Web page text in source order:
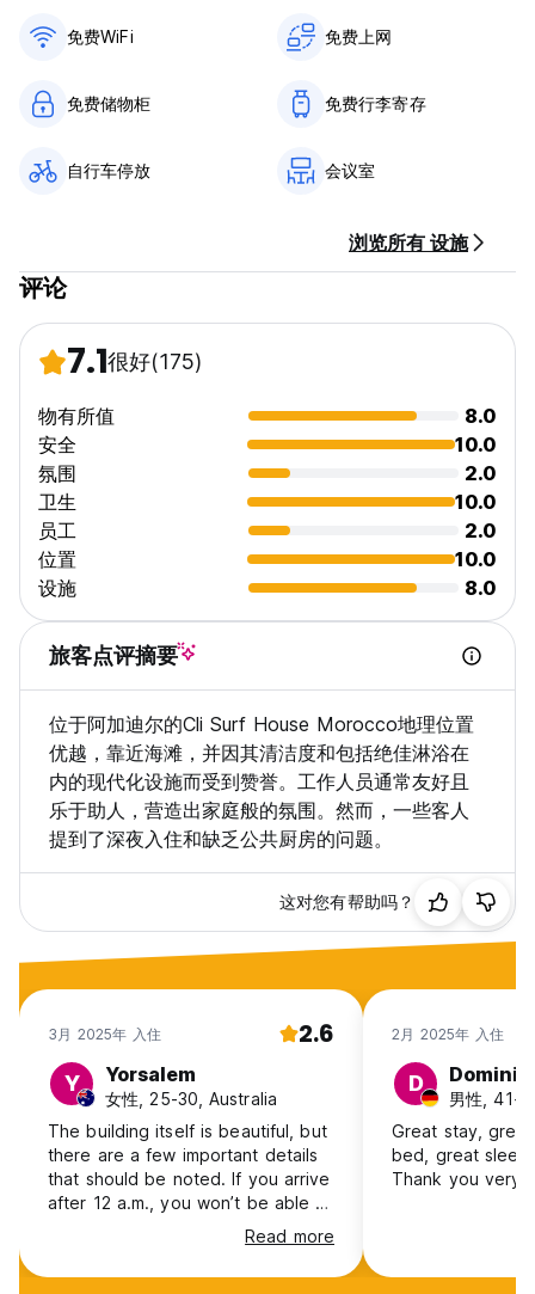
9 间私人房间，配有双人床或两张单人床
1 间共用混合房，配备 4 张单人床和安全储物柜
1 间共用混合宿舍，配备 6 张单人床和安全储物柜
客人喜欢在我们的接待处闲逛，尤其是在智力竞赛之夜。
我们随时欢迎客人在我们的海景露台和接待处放松身心并享受美妙
的氛围。
当然是洗衣服务！
在床上和旅馆各处均可使用 Wi-Fi。免费提供互联网，配有六台
日常清洁
房价包含床单、床单和毛巾。
免费访客电脑
免费体育频道
免费地图和提示
免费床单
免费茶水
自由的微笑和快乐的心情
免费行李寄存
房间内免费私人储物柜
料。只需在我们著名的晚餐到来时询问即可！
在难得的平坦日子或空闲时间，您可以骑马探索塔加佐特周围的海
岸，或参加我们当天的旅行或活动之一。
我们还提供许多活动，例如：
初级和中级冲浪课程（提供往返海滩的交通）。
中级和高级冲浪者的冲浪指导
冲浪设备租赁，
瑜伽课程（早晨和日落瑜伽课程）
滑沙游览。
天堂谷一日游
索维拉一日游
市场和城市游览体验
阿加迪尔社交夜生活
梅尔祖卡沙漠之旅（2、3 或 4 天游）
吉普车之旅到小撒哈拉一日游
在海滩上骑马，甚至从我们的旅馆开始骑马
在海滩上骑骆驼，甚至从我们的旅舍开始骑行
周六烧烤之夜
阿加迪尔机场接送和阿加迪尔巴士接送服务。
Cli Surf House 摩洛哥 条件和政策：
免费WiFi 免费上网
免费储物柜 免费行李寄存
自行车停放 会议室
浏览所有 设施
评论
7.1很好(175)
物有所值
8.0
安全
10.0
氛围
2.0
卫生
10.0
员工
2.0
位置
10.0
设施
8.0
旅客点评摘要
位于阿加迪尔的Cli Surf House Morocco地理位置
优越，靠近海滩，并因其清洁度和包括绝佳淋浴在
内的现代化设施而受到赞誉。工作人员通常友好且
乐于助人，营造出家庭般的氛围。然而，一些客人
提到了深夜入住和缺乏公共厨房的问题。
这对您有帮助吗？
3月 2025年 入住 2.6
Y Yorsalem
女性, 25-30, Australia
The building itself is beautiful, but
there are a few important details
that should be noted. If you arrive
after 12 a.m., you won’t be able to
access the property. This
information is only provided once
you've already paid for your stay.
Read more
2月 2025年 入住
D Dominik
男性, 41+,
Great stay,
bed, great
Thank you very